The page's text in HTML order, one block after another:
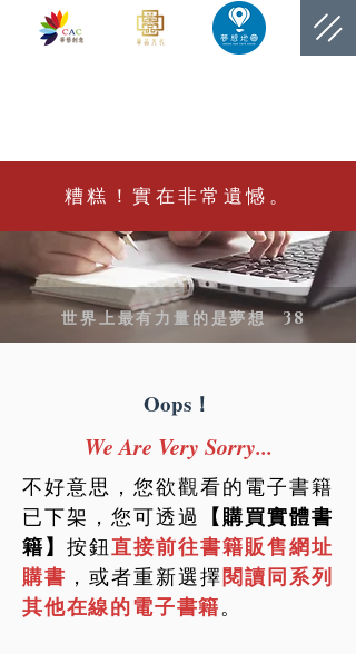
糟糕！實在非常遺憾。
世界上最有力量的是夢想 38
Oops！
We Are Very Sorry...
不好意思，您欲觀看的電子書籍
已下架，您可透過
【購買實體書
籍】按鈕直接前往書籍販售網址
購書 ，或者重新選擇閱讀同系列
其他在線的電子書籍。